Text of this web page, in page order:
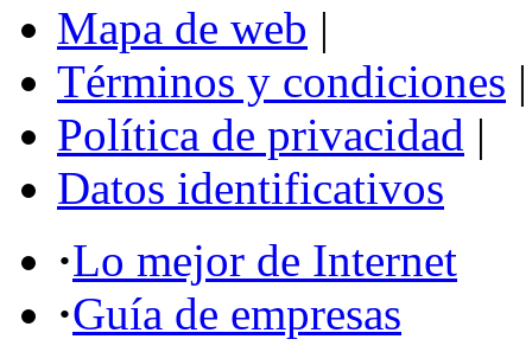
Mapa de web |
Términos y condiciones |
Política de privacidad |
Datos identificativos
·Lo mejor de Internet
·Guía de empresas